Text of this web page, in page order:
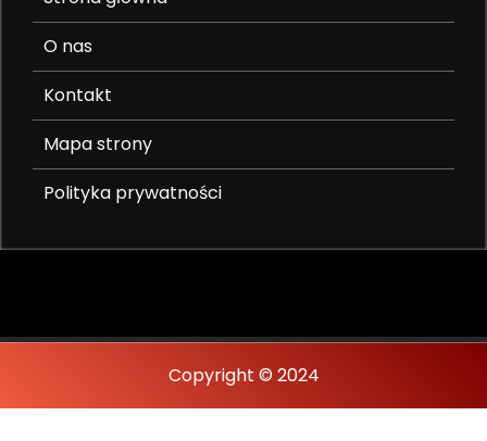
O nas
Kontakt
Mapa strony
Polityka prywatności
Copyright © 2024